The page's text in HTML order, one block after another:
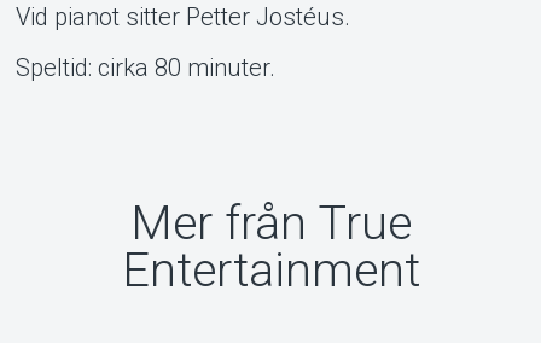
Vid pianot sitter Petter Jostéus.
Speltid: cirka 80 minuter.
Mer från True
Entertainment